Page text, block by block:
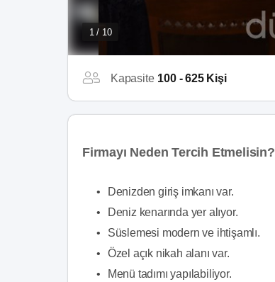
1 / 10
Kapasite 100 - 625 Kişi
Firmayı Neden Tercih Etmelisin?
•
Denizden giriş imkanı var.
•
Deniz kenarında yer alıyor.
•
Süslemesi modern ve ihtişamlı.
•
Özel açık nikah alanı var.
•
Menü tadımı yapılabiliyor.